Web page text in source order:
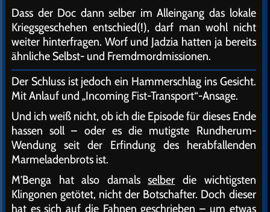
Dass der Doc dann selber im Alleingang das lokale
Kriegsgeschehen entschied(!), darf man wohl nicht
weiter hinterfragen. Worf und Jadzia hatten ja bereits
ähnliche Selbst- und Fremdmordmissionen.
Der Schluss ist jedoch ein Hammerschlag ins Gesicht.
Mit Anlauf und „Incoming Fist-Transport“-Ansage.
Und ich weiß nicht, ob ich die Episode für dieses Ende
hassen soll – oder es die mutigste Rundherum-
Wendung seit der Erfindung des herabfallenden
Marmeladenbrots ist.
M’Benga hat also damalsselber die wichtigsten
Klingonen getötet, nicht der Botschafter. Doch dieser
hat es sich auf die Fahnen geschrieben – um etwas